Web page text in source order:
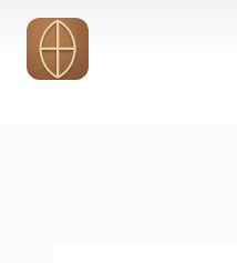
Skip to main content